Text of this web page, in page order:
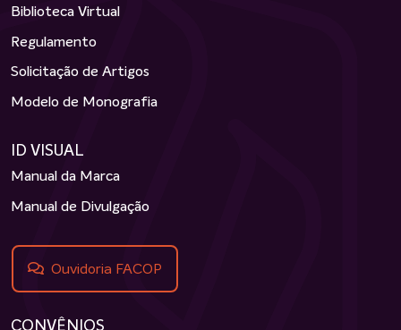
Biblioteca Virtual
Regulamento
Solicitação de Artigos
Modelo de Monografia
ID VISUAL
Manual da Marca
Manual de Divulgação
Ouvidoria FACOP
CONVÊNIOS